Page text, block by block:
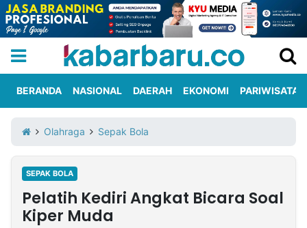
Iklan
Berita
Kami
Nasional
International
Olahraga
Entertainment
Daerah
Pariwisata
Kuliner
Kolom
BERANDA NASIONAL DAERAH EKONOMI PARIWISATA
Olahraga Sepak Bola
SEPAK BOLA
Pelatih Kediri Angkat Bicara Soal
Kiper Muda